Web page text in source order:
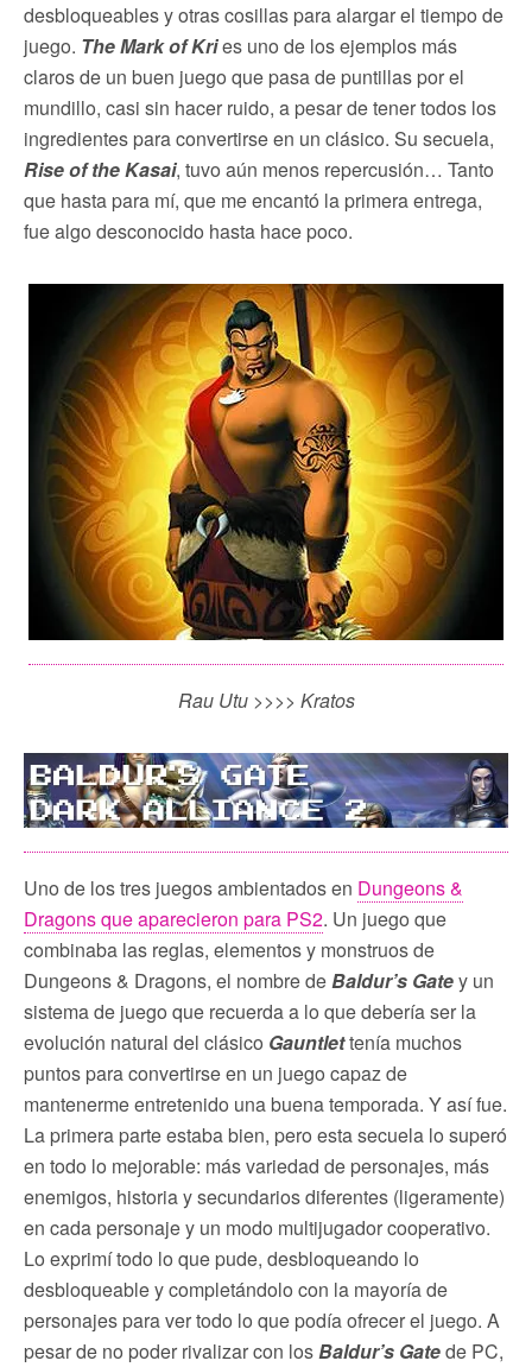
desbloqueables y otras cosillas para alargar el tiempo de
juego. The Mark of Kries uno de los ejemplos más
claros de un buen juego que pasa de puntillas por el
mundillo, casi sin hacer ruido, a pesar de tener todos los
ingredientes para convertirse en un clásico. Su secuela,
Rise of the Kasai, tuvo aún menos repercusión… Tanto
que hasta para mí, que me encantó la primera entrega,
fue algo desconocido hasta hace poco.
Rau Utu >>>> Kratos
Uno de los tres juegos ambientados en Dungeons &
Dragons que aparecieron para PS2. Un juego que
combinaba las reglas, elementos y monstruos de
Dungeons & Dragons, el nombre deBaldur’s Gatey un
sistema de juego que recuerda a lo que debería ser la
evolución natural del clásico Gauntlettenía muchos
puntos para convertirse en un juego capaz de
mantenerme entretenido una buena temporada. Y así fue.
La primera parte estaba bien, pero esta secuela lo superó
en todo lo mejorable: más variedad de personajes, más
enemigos, historia y secundarios diferentes (ligeramente)
en cada personaje y un modo multijugador cooperativo.
Lo exprimí todo lo que pude, desbloqueando lo
desbloqueable y completándolo con la mayoría de
personajes para ver todo lo que podía ofrecer el juego. A
pesar de no poder rivalizar con losBaldur’s Gatede PC,